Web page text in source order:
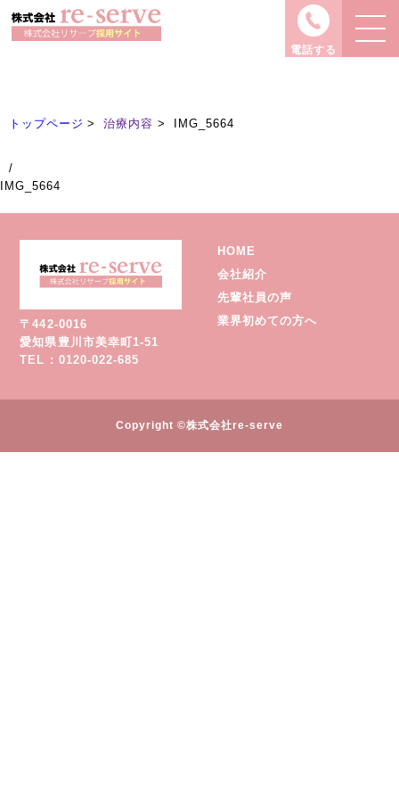
電話する
Treatment
トップページ 治療内容 IMG_5664
/
IMG_5664
〒442-0016
愛知県豊川市美幸町1-51
TEL : 0120-022-685
HOME
会社紹介
先輩社員の声
業界初めての方へ
Copyright ©株式会社re-serve